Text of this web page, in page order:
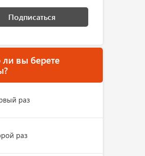
Подписаться
ли вы берете
раз
раз